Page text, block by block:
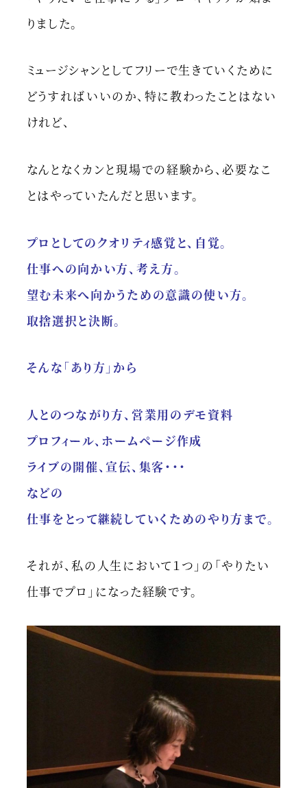
りました。
ミュージシャンとしてフリーで生きていくために
どうすればいいのか、特に教わったことはない
けれど、
なんとなくカンと現場での経験から、必要なこ
とはやっていたんだと思います。
プロとしてのクオリティ感覚と、自覚。
仕事への向かい方、考え方。
望む未来へ向かうための意識の使い方。
取捨選択と決断。
そんな「あり方」から
人とのつながり方、営業用のデモ資料
プロフィール、ホームページ作成
ライブの開催、宣伝、集客・・・
などの
仕事をとって継続していくためのやり方まで。
それが、私の人生において１つ」の「やりたい
仕事でプロ」になった経験です。